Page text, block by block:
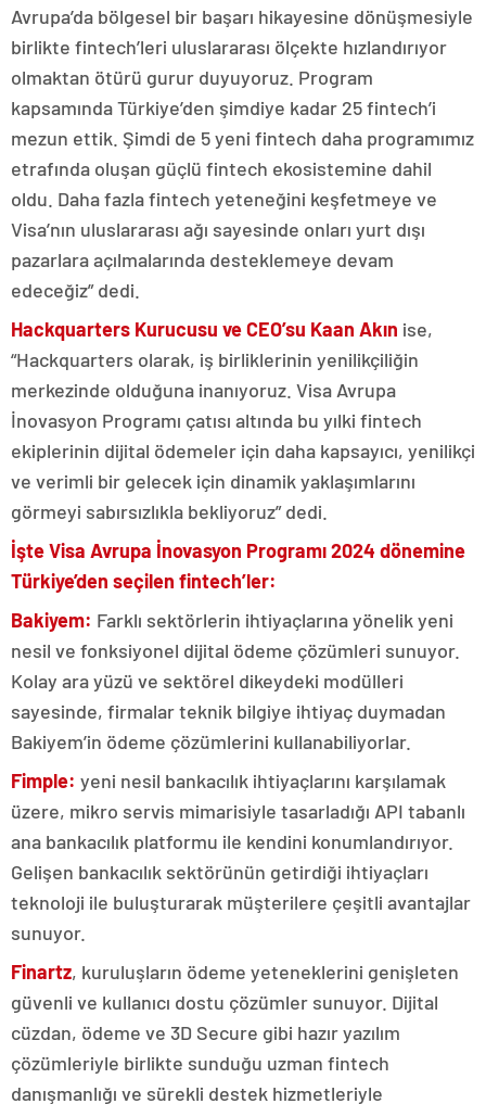
Avrupa’da bölgesel bir başarı hikayesine dönüşmesiyle
birlikte fintech’leri uluslararası ölçekte hızlandırıyor
olmaktan ötürü gurur duyuyoruz. Program
kapsamında Türkiye’den şimdiye kadar 25 fintech’i
mezun ettik. Şimdi de 5 yeni fintech daha programımız
etrafında oluşan güçlü fintech ekosistemine dahil
oldu. Daha fazla fintech yeteneğini keşfetmeye ve
Visa’nın uluslararası ağı sayesinde onları yurt dışı
pazarlara açılmalarında desteklemeye devam
edeceğiz” dedi.
Hackquarters Kurucusu ve CEO’su Kaan Akın ise,
“Hackquarters olarak, iş birliklerinin yenilikçiliğin
merkezinde olduğuna inanıyoruz. Visa Avrupa
İnovasyon Programı çatısı altında bu yılki fintech
ekiplerinin dijital ödemeler için daha kapsayıcı, yenilikçi
ve verimli bir gelecek için dinamik yaklaşımlarını
görmeyi sabırsızlıkla bekliyoruz” dedi.
İşte Visa Avrupa İnovasyon Programı 2024 dönemine
Türkiye’den seçilen fintech’ler:
Bakiyem: Farklı sektörlerin ihtiyaçlarına yönelik yeni
nesil ve fonksiyonel dijital ödeme çözümleri sunuyor.
Kolay ara yüzü ve sektörel dikeydeki modülleri
sayesinde, firmalar teknik bilgiye ihtiyaç duymadan
Bakiyem’in ödeme çözümlerini kullanabiliyorlar.
Fimple: yeni nesil bankacılık ihtiyaçlarını karşılamak
üzere, mikro servis mimarisiyle tasarladığı API tabanlı
ana bankacılık platformu ile kendini konumlandırıyor.
Gelişen bankacılık sektörünün getirdiği ihtiyaçları
teknoloji ile buluşturarak müşterilere çeşitli avantajlar
sunuyor.
Finartz, kuruluşların ödeme yeteneklerini genişleten
güvenli ve kullanıcı dostu çözümler sunuyor. Dijital
cüzdan, ödeme ve 3D Secure gibi hazır yazılım
çözümleriyle birlikte sunduğu uzman fintech
danışmanlığı ve sürekli destek hizmetleriyle